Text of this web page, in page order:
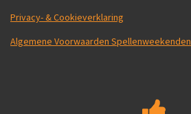
Privacy- & Cookieverklaring
Algemene Voorwaarden Spellenweekenden